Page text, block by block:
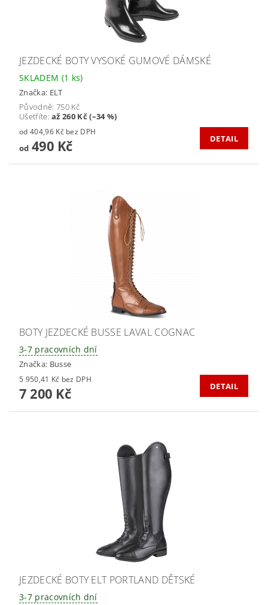
JEZDECKÉ BOTY VYSOKÉ GUMOVÉ DÁMSKÉ
SKLADEM (1 ks)
Značka: ELT
Původně: 750 Kč
Ušetříte:až 260 Kč (–34 %)
od 404,96 Kč bez DPH
od490 Kč DETAIL
BOTY JEZDECKÉ BUSSE LAVAL COGNAC
3-7 pracovních dní
Značka: Busse
5 950,41 Kč bez DPH
7 200 Kč DETAIL
JEZDECKÉ BOTY ELT PORTLAND DĚTSKÉ
3-7 pracovních dní